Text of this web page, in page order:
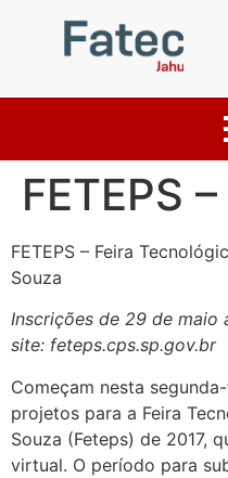
FETEPS
FETEPS – Feira
Souza
Inscrições de 29 de maio
site: feteps.cps.sp.gov.br
Começam nesta
projetos para a Feira
Souza (Feteps) de 2017,
virtual. O período para